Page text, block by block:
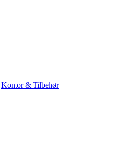
Kontor & Tilbehør